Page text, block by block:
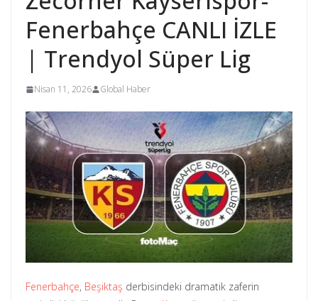
Fenerbahçe CANLI İZLE
| Trendyol Süper Lig
Nisan 11, 2026 Global Haber
Fenerbahçe, Beşiktaş derbisindeki dramatik zaferin